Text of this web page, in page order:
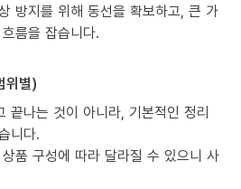
방지를 위해 동선을 확보하고, 큰 가
름을 잡습니다.
위별)
끝나는 것이 아니라, 기본적인 정리
니다.
품 구성에 따라 달라질 수 있으니 사